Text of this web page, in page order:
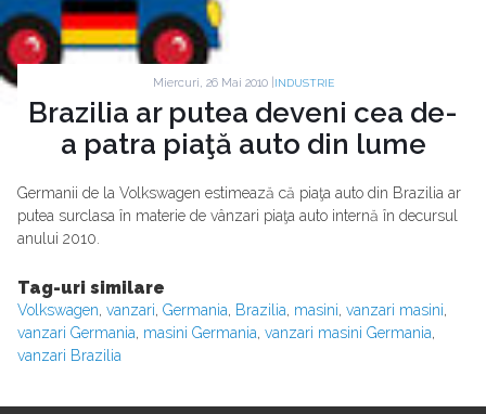
Miercuri, 26 Mai 2010 | INDUSTRIE
Brazilia ar putea deveni cea de-
a patra piaţă auto din lume
Germanii de la Volkswagen estimează că piaţa auto din Brazilia ar
putea surclasa în materie de vânzari piaţa auto internă în decursul
anului 2010.
Tag-uri similare
Volkswagen, vanzari, Germania, Brazilia, masini, vanzari masini,
vanzari Germania, masini Germania, vanzari masini Germania,
vanzari Brazilia